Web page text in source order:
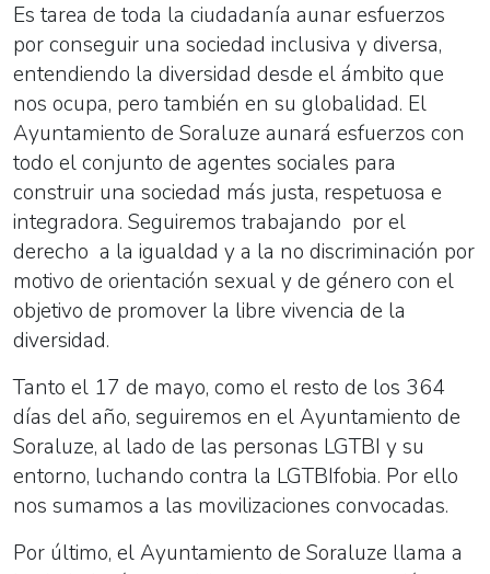
Es tarea de toda la ciudadanía aunar esfuerzos
por conseguir una sociedad inclusiva y diversa,
entendiendo la diversidad desde el ámbito que
nos ocupa, pero también en su globalidad. El
Ayuntamiento de Soraluze aunará esfuerzos con
todo el conjunto de agentes sociales para
construir una sociedad más justa, respetuosa e
integradora. Seguiremos trabajando por el
derecho a la igualdad y a la no discriminación por
motivo de orientación sexual y de género con el
objetivo de promover la libre vivencia de la
diversidad.
Tanto el 17 de mayo, como el resto de los 364
días del año, seguiremos en el Ayuntamiento de
Soraluze, al lado de las personas LGTBI y su
entorno, luchando contra la LGTBIfobia. Por ello
nos sumamos a las movilizaciones convocadas.
Por último, el Ayuntamiento de Soraluze llama a